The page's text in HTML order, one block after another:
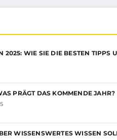
2025: WIE SIE DIE BESTEN TIPPS
PRÄGT DAS KOMMENDE JAHR?
WISSENSWERTES WISSEN